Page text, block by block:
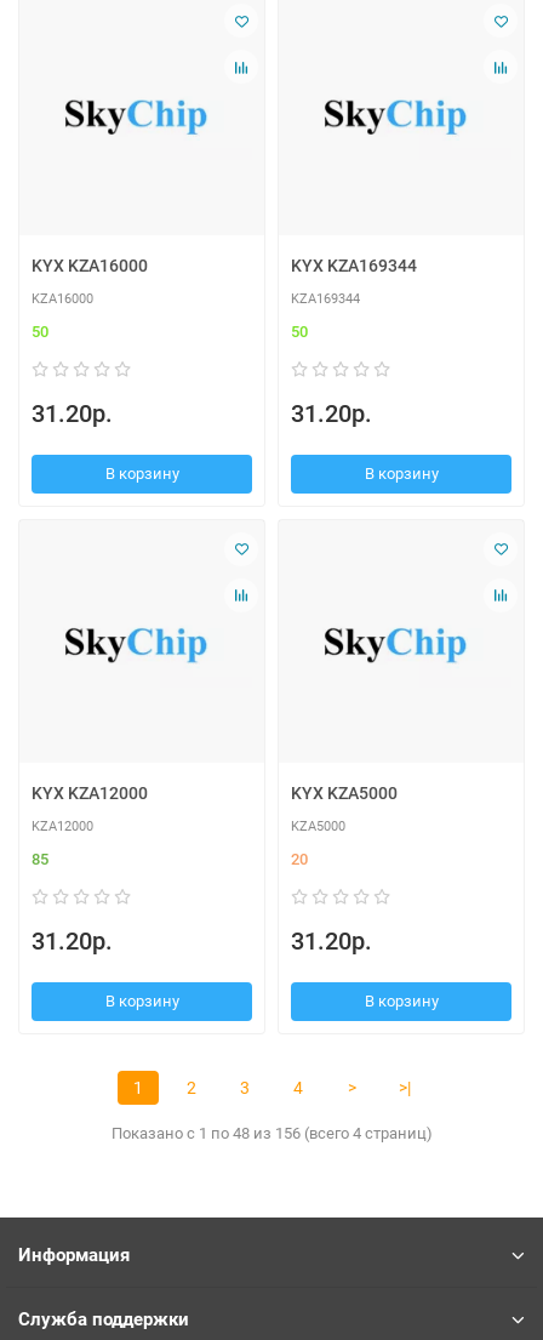
KYX KZA16000
KZA16000
50
31.20р.
В корзину
KYX KZA169344
KZA169344
50
31.20р.
В корзину
KYX KZA12000
KZA12000
85
31.20р.
В корзину
KYX KZA5000
KZA5000
20
31.20р.
В корзину
1 2 3 4 > >|
Показано с 1 по 48 из 156 (всего 4 страниц)
Информация
Служба поддержки